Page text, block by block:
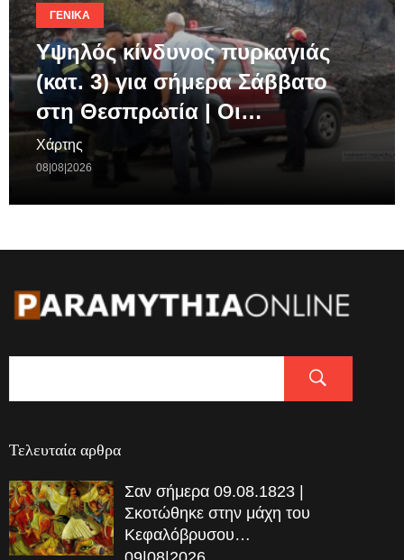
ΓΕΝΙΚΆ
Υψηλός κίνδυνος πυρκαγιάς
(κατ. 3) για σήμερα Σάββατο
στη Θεσπρωτία | Οι…
Χάρτης
08|08|2026
Τελευταία αρθρα
Σαν σήμερα 09.08.1823 |
Σκοτώθηκε στην μάχη του
Κεφαλόβρυσου…